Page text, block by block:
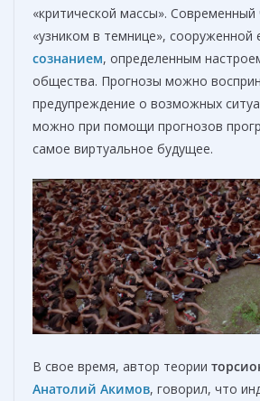
«критической массы». Современный
«узником в темнице», сооруженной
сознанием, определенным
общества. Прогнозы можно
предупреждение о возможных
можно при помощи прогнозов
самое виртуальное будущее.
В свое время, автор теории
Анатолий Акимов, говорил, что